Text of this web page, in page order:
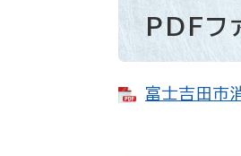
PDFフ
富士吉田市